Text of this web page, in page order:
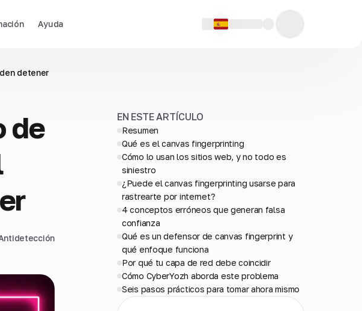
Ayuda
detener
de
EN ESTE ARTÍCULO
Resumen
Qué es el canvas fingerprinting
Cómo lo usan los sitios web, y no todo es
siniestro
¿Puede el canvas fingerprinting usarse para
rastrearte por internet?
4 conceptos erróneos que generan falsa
confianza
Qué es un defensor de canvas fingerprint y
qué enfoque funciona
Por qué tu capa de red debe coincidir
Cómo CyberYozh aborda este problema
Seis pasos prácticos para tomar ahora mismo